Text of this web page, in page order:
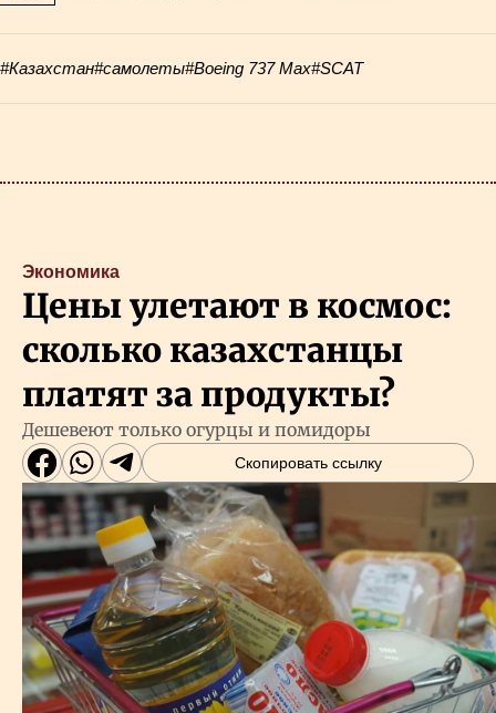
#Казахстан#самолеты#Boeing 737 Max#SCAT
Экономика
Цены улетают в космос:
сколько казахстанцы
платят за продукты?
Дешевеют только огурцы и помидоры
Скопировать ссылку